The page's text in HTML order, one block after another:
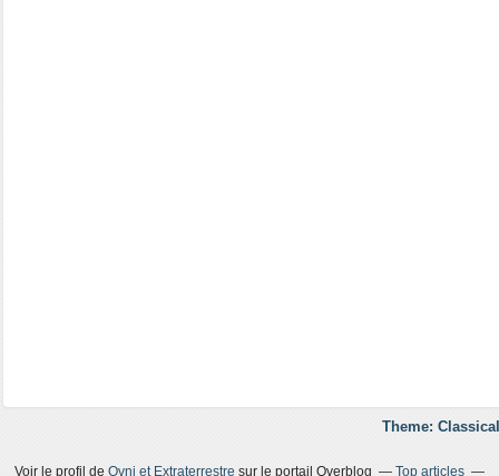
Theme:
Voir le profil de Ovni et Extraterrestre sur le portail Overblog Top articles